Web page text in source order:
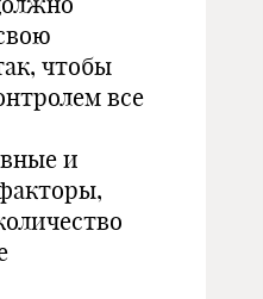
чтобы
все
и